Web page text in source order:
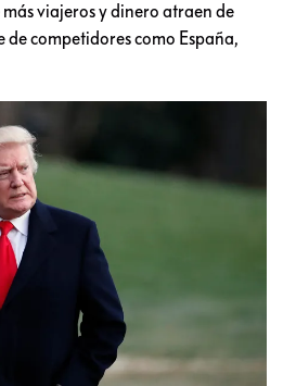
más viajeros y dinero atraen de
competidores como España,